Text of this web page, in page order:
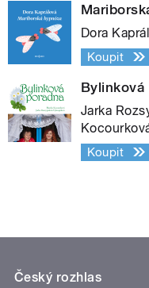
Dora
Koupit
Bylinková
Jarka
Koupit
Český rozhlas